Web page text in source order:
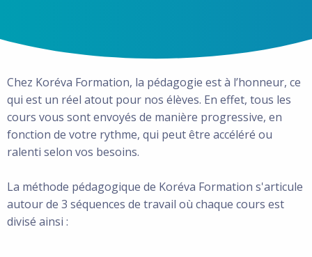
Chez Koréva Formation, la pédagogie est à l’honneur, ce
qui est un réel atout pour nos élèves. En effet, tous les
cours vous sont envoyés de manière progressive, en
fonction de votre rythme, qui peut être accéléré ou
ralenti selon vos besoins.
La méthode pédagogique de Koréva Formation s'articule
autour de 3 séquences de travail où chaque cours est
divisé ainsi :